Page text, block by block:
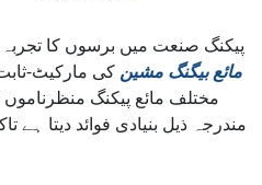
پیکنگ صنعت میں برسوں کا
مائع بیگنگ مشین کی مارکیٹ-
مختلف مائع پیکنگ
مندرجہ ذیل بنیادی فوائد دیتا